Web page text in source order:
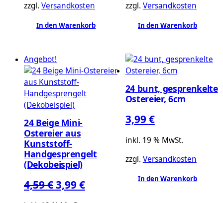
zzgl. Versandkosten
In den Warenkorb
29,99 €
zzgl. Versandkosten
In den Warenkorb
Angebot!
24 Beige Mini-
Ostereier aus
Kunststoff-
Handgesprengelt
(Dekobeispiel)
4,59€Ursprünglicher
Preis
3,99€Aktueller
24 bunt, gesprenkelte
Ostereier, 6cm
3,99€
inkl. 19 % MwSt.
zzgl. Versandkosten
In den Warenkorb